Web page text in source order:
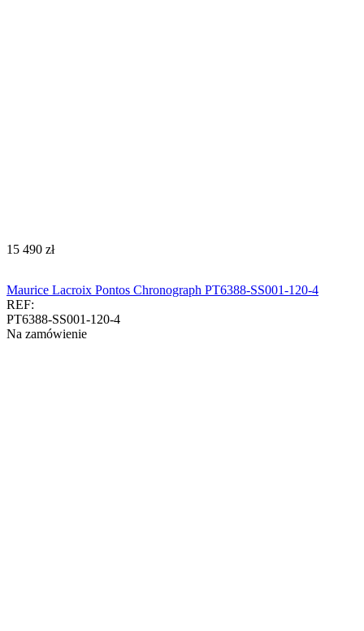
‍15 490‍ zł
Maurice Lacroix Pontos Chronograph PT6388-SS001-120-4
REF:
PT6388-SS001-120-4
Na zamówienie